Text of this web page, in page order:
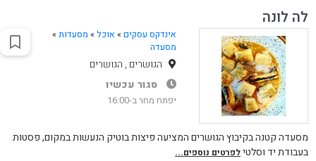
לה לונה
אינדקס עסקים » אוכל» מסעדות»
מסעדה
הגושרים , הגושרים
סגור עכשיו
יפתח מחר ב-16:00
מסעדה קטנה בקיבוץ הגושרים המציעה פיצות בוטיק הנעשות במקום, פסטות
בעבודת יד וסלטילפרטים נוספים...